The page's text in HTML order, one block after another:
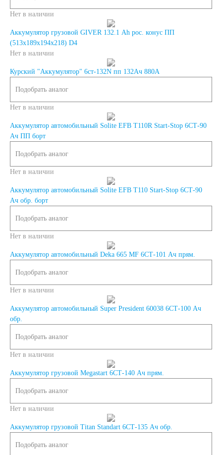
Аккумуляторы по
напряжению
Аккумуляторы 12
вольт
Аккумуляторы по стране
Аккумуляторы для
американских
автомобилей
Аккумуляторы для
автомобилей
Нет в наличии
Аккумулятор грузовой GIVER 132.1 Ah роc. конус ПП
(513x189x194x218) D4
Нет в наличии
Курский "Аккумулятор" 6ст-132N пп 132Ач 880А
Подобрать аналог
Нет в наличии
Аккумулятор автомобильный Solite EFB T110R Start-Stop 6СТ-90
Ач ПП борт
Подобрать аналог
Нет в наличии
Аккумулятор автомобильный Solite EFB T110 Start-Stop 6СТ-90
Ач обр. борт
Подобрать аналог
Нет в наличии
Аккумулятор автомобильный Deka 665 MF 6СТ-101 Ач прям.
Подобрать аналог
Нет в наличии
Аккумулятор автомобильный Super President 60038 6СТ-100 Ач
обр.
Подобрать аналог
Нет в наличии
Аккумулятор грузовой Megastart 6СТ-140 Ач прям.
Подобрать аналог
Нет в наличии
Аккумулятор грузовой Titan Standart 6СТ-135 Ач обр.
Подобрать аналог